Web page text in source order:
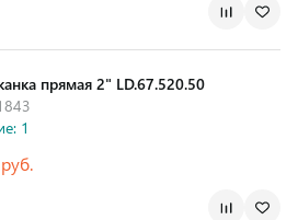
прямая 2" LD.67.520.50
1